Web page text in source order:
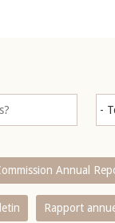
Annual
Rapport